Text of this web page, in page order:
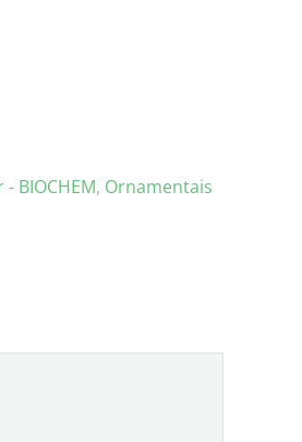
BIOCHEM, Ornamentais